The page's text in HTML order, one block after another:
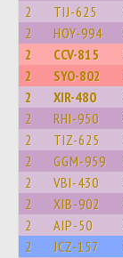
2 TIJ-625
2 HOY-994
2 CCV-815
2 SYO-802
2 XIR-480
2 RHI-950
2 TIZ-625
2 GGM-959
2 VBI-430
2 XIB-902
2 AIP-50
2 JCZ-157